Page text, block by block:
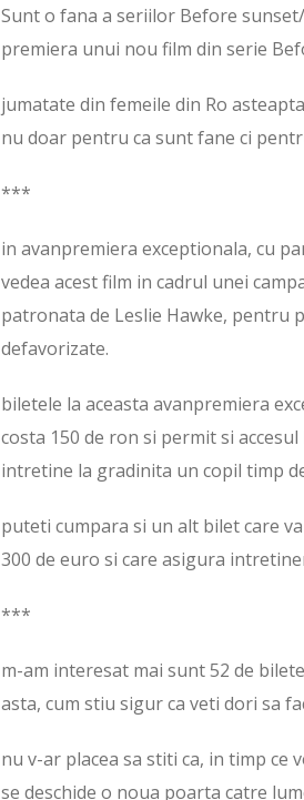
Sunt o fana a seriilor Before
premiera unui nou film din serie
jumatate din femeile din Ro
nu doar pentru ca sunt fane ci
***
in avanpremiera exceptionala, cu
vedea acest film in cadrul unei
patronata de Leslie Hawke, pentru
defavorizate.
biletele la aceasta avanpremiera
costa 150 de ron si permit si
intretine la gradinita un copil timp
puteti cumpara si un alt bilet care
300 de euro si care asigura
***
m-am interesat mai sunt 52 de
asta, cum stiu sigur ca veti dori sa
nu v-ar placea sa stiti ca, in timp ce
se deschide o noua poarta catre